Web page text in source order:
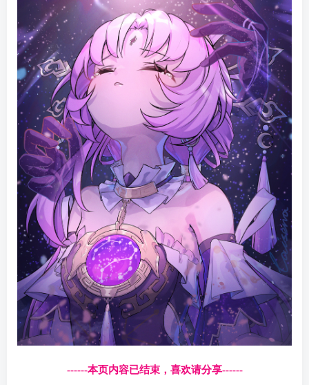
------本页内容已结束，喜欢请分享------